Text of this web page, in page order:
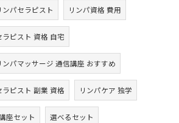
ンパセラピスト リンパ資格 費用
ラピスト 資格 自宅
ンパマッサージ 通信講座 おすすめ
ラピスト 副業 資格 リンパケア 独学
座セット 選べるセット